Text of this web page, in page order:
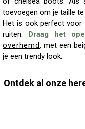
toevoegen om je taille
Het is ook perfect voor
ruiten. Draag het
overhemd, met een
je een trendy look.
Ontdek al onze